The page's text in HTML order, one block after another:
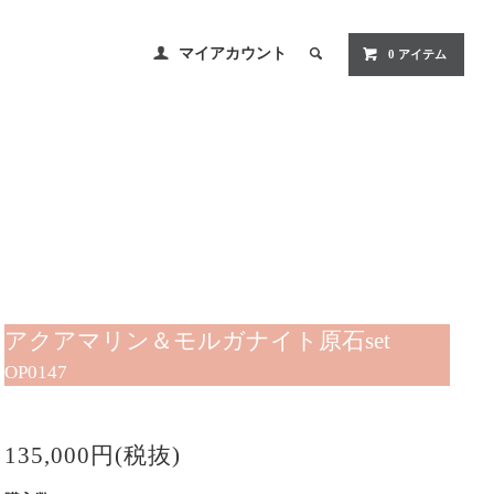
マイアカウント 0 アイテム
アクアマリン＆モルガナイト原石set
OP0147
135,000円(税抜)